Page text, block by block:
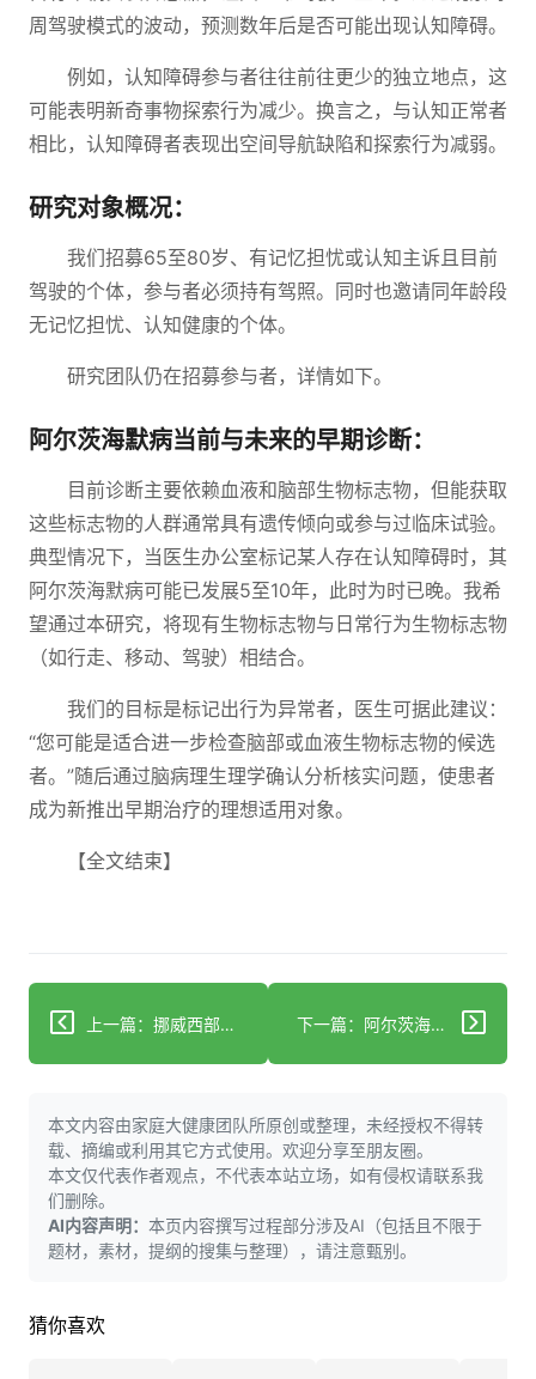
周驾驶模式的波动，预测数年后是否可能出现认知障碍。
例如，认知障碍参与者往往前往更少的独立地点，这
可能表明新奇事物探索行为减少。换言之，与认知正常者
相比，认知障碍者表现出空间导航缺陷和探索行为减弱。
研究对象概况：
我们招募65至80岁、有记忆担忧或认知主诉且目前
驾驶的个体，参与者必须持有驾照。同时也邀请同年龄段
无记忆担忧、认知健康的个体。
研究团队仍在招募参与者，详情如下。
阿尔茨海默病当前与未来的早期诊断：
目前诊断主要依赖血液和脑部生物标志物，但能获取
这些标志物的人群通常具有遗传倾向或参与过临床试验。
典型情况下，当医生办公室标记某人存在认知障碍时，其
阿尔茨海默病可能已发展5至10年，此时为时已晚。我希
望通过本研究，将现有生物标志物与日常行为生物标志物
（如行走、移动、驾驶）相结合。
我们的目标是标记出行为异常者，医生可据此建议：
“您可能是适合进一步检查脑部或血液生物标志物的候选
者。”随后通过脑病理生理学确认分析核实问题，使患者
成为新推出早期治疗的理想适用对象。
【全文结束】
上一篇：挪威西部年轻人脑梗塞的病因和风险因素：基于人群的病例对照研究 下一篇：阿尔茨海默病及如何预防它
本文内容由家庭大健康团队所原创或整理，未经授权不得转
载、摘编或利用其它方式使用。欢迎分享至朋友圈。
本文仅代表作者观点，不代表本站立场，如有侵权请联系我
们删除。
AI内容声明： 本页内容撰写过程部分涉及AI（包括且不限于
题材，素材，提纲的搜集与整理），请注意甄别。
猜你喜欢